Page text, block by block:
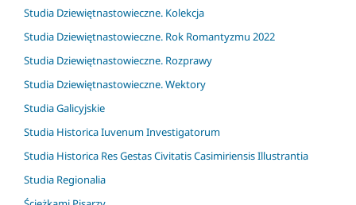
Studia Dziewiętnastowieczne. Kolekcja
Studia Dziewiętnastowieczne. Rok Romantyzmu 2022
Studia Dziewiętnastowieczne. Rozprawy
Studia Dziewiętnastowieczne. Wektory
Studia Galicyjskie
Studia Historica Iuvenum Investigatorum
Studia Historica Res Gestas Civitatis Casimiriensis Illustrantia
Studia Regionalia